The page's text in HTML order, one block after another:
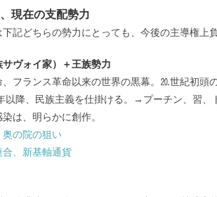
現在の支配勢力
記どちらの勢力にとっても、今後の主導権上
ヴォイ家）＋王族勢力
、フランス革命以来の世界の黒幕。⒛世紀初頭
以降、民族主義を仕掛ける。→プーチン、習、
は、明らかに創作。
奥の院の狙い
、新基軸通貨